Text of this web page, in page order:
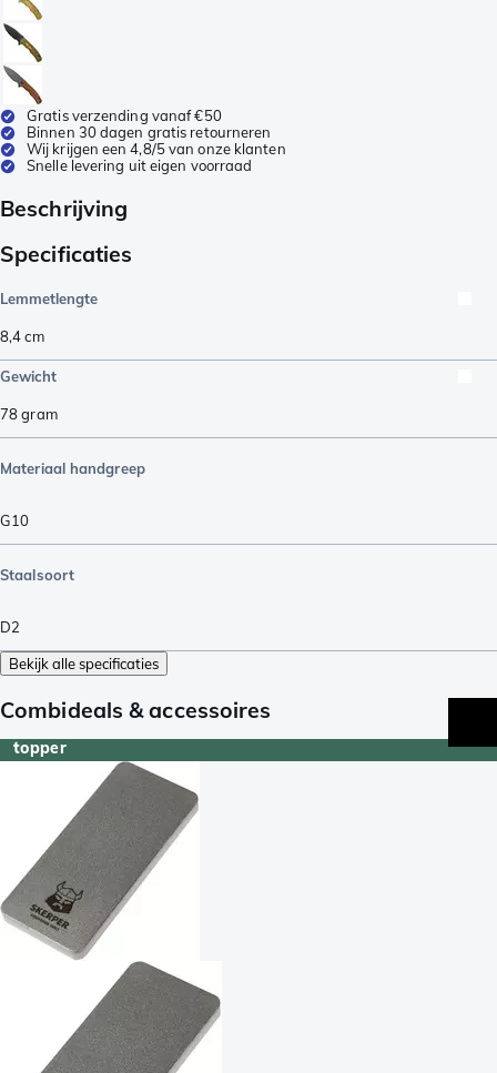
Gratis verzending vanaf €50
Binnen 30 dagen gratis retourneren
Wij krijgen een 4,8/5 van onze klanten
Snelle levering uit eigen voorraad
Beschrijving
Specificaties
Lemmetlengte
8,4cm
Gewicht
78gram
Materiaal handgreep
G10
Staalsoort
D2
Bekijk alle specificaties
Combideals & accessoires
topper